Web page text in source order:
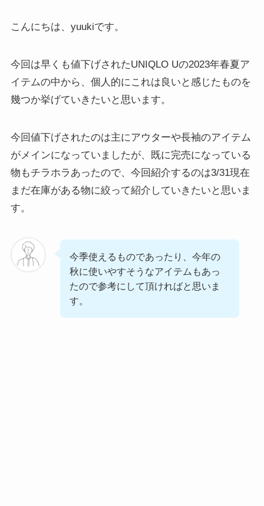
こんにちは、yuukiです。
今回は早くも値下げされたUNIQLO Uの2023年春夏ア
イテムの中から、個人的にこれは良いと感じたものを
幾つか挙げていきたいと思います。
今回値下げされたのは主にアウターや長袖のアイテム
がメインになっていましたが、既に完売になっている
物もチラホラあったので、今回紹介するのは3/31現在
まだ在庫がある物に絞って紹介していきたいと思いま
す。
今季使えるものであったり、今年の
秋に使いやすそうなアイテムもあっ
たので参考にして頂ければと思いま
す。